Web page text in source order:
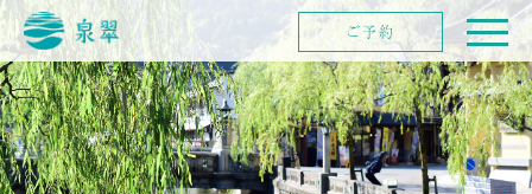
ご予約